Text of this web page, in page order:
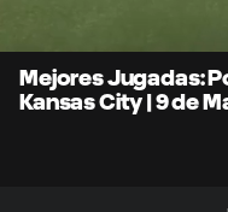
Mejores Jugadas:
Kansas City | 9 de